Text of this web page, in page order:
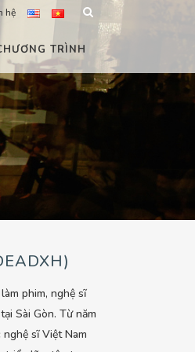
hệ
TRÌNH
phim, nghệ sĩ
Sài Gòn. Từ năm
sĩ Việt Nam